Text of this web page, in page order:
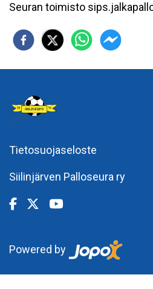
Seuran toimisto
Tietosuojaseloste
Siilinjärven Palloseura ry
Powered by